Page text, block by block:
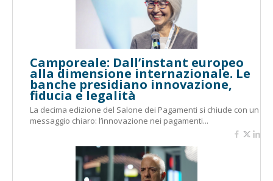
Camporeale: Dall’instant europeo
alla dimensione internazionale. Le
banche presidiano innovazione,
fiducia e legalità
La decima edizione del Salone dei Pagamenti si chiude con un
messaggio chiaro: l’innovazione nei pagamenti...